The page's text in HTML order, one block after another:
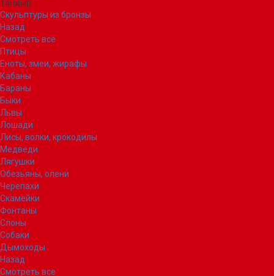
Тандыр
Скульптуры из бронзы
Назад
Смотреть все
Птицы
Еноты, змеи, жирафы
Кабаны
Бараны
Быки
Львы
Лошади
Лисы, волки, крокодилы
Медведи
Лягушки
Обезьяны, олени
Черепахи
Скамейки
Фонтаны
Слоны
Собаки
Дымоходы
Назад
Смотреть все